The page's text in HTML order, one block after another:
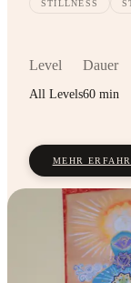
STILLNESS
Level
All Levels
Dauer
60 min
MEHR